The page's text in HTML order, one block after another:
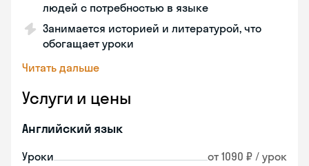
людей с потребностью в языке
Занимается историей и литературой, что
обогащает уроки
Читать дальше
Услуги и цены
Английский язык
Уроки от 1090 ₽ / урок